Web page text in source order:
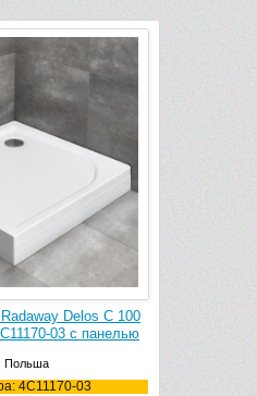
Delos C 100
03 с панелью
Польша
4C11170-03